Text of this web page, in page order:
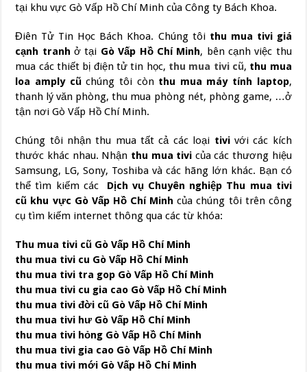
tại khu vực Gò Vấp Hồ Chí Minh của Công ty Bách Khoa.
Điên Tử Tin Học Bách Khoa. Chúng tôi thu mua tivi giá
cạnh tranh ở tại Gò Vấp Hồ Chí Minh, bên cạnh việc thu
mua các thiết bị điện tử tin học, thu mua tivi cũ, thu mua
loa amply cũchúng tôi còn thu mua máy tính laptop,
thanh lý văn phòng, thu mua phòng nét, phòng game, …ở
tận nơi Gò Vấp Hồ Chí Minh.
Chúng tôi nhận thu mua tất cả các loại tivivới các kích
thước khác nhau. Nhận thu mua tivi của các thương hiệu
Samsung, LG, Sony, Toshiba và các hãng lớn khác. Bạn có
thể tìm kiếm các
Dịch vụ Chuyên nghiệp Thu mua tivi
cũ khu vực Gò Vấp Hồ Chí Minh của chúng tôi trên công
cụ tìm kiếm internet thông qua các từ khóa:
Thu mua tivi cũ Gò Vấp Hồ Chí Minh
thu mua tivi cu Gò Vấp Hồ Chí Minh
thu mua tivi tra gop Gò Vấp Hồ Chí Minh
thu mua tivi cu gia cao Gò Vấp Hồ Chí Minh
thu mua tivi đời cũ Gò Vấp Hồ Chí Minh
thu mua tivi hư Gò Vấp Hồ Chí Minh
thu mua tivi hỏng Gò Vấp Hồ Chí Minh
thu mua tivi gia cao Gò Vấp Hồ Chí Minh
thu mua tivi mới Gò Vấp Hồ Chí Minh